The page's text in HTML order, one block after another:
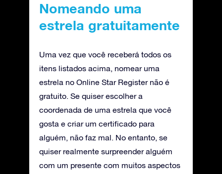
Nomeando uma
estrela gratuitamente
Uma vez que você receberá todos os
itens listados acima, nomear uma
estrela no Online Star Register não é
gratuito. Se quiser escolher a
coordenada de uma estrela que você
gosta e criar um certificado para
alguém, não faz mal. No entanto, se
quiser realmente surpreender alguém
com um presente com muitos aspectos